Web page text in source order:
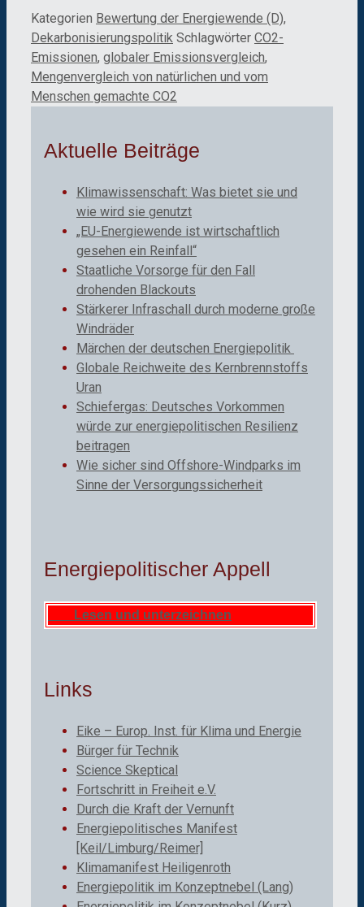
Kategorien Bewertung der Energiewende (D),
Dekarbonisierungspolitik Schlagwörter CO2-
Emissionen, globaler Emissionsvergleich,
Mengenvergleich von natürlichen und vom
Menschen gemachte CO2
Aktuelle Beiträge
Klimawissenschaft: Was bietet sie und
wie wird sie genutzt
„EU-Energiewende ist wirtschaftlich
gesehen ein Reinfall“
Staatliche Vorsorge für den Fall
drohenden Blackouts
Stärkerer Infraschall durch moderne große
Windräder
Märchen der deutschen Energiepolitik
Globale Reichweite des Kernbrennstoffs
Uran
Schiefergas: Deutsches Vorkommen
würde zur energiepolitischen Resilienz
beitragen
Wie sicher sind Offshore-Windparks im
Sinne der Versorgungssicherheit
Energiepolitischer Appell
Lesen und unterzeichnen
Links
Eike – Europ. Inst. für Klima und Energie
Bürger für Technik
Science Skeptical
Fortschritt in Freiheit e.V.
Durch die Kraft der Vernunft
Energiepolitisches Manifest
[Keil/Limburg/Reimer]
Klimamanifest Heiligenroth
Energiepolitik im Konzeptnebel (Lang)